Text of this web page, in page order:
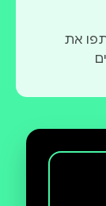
את